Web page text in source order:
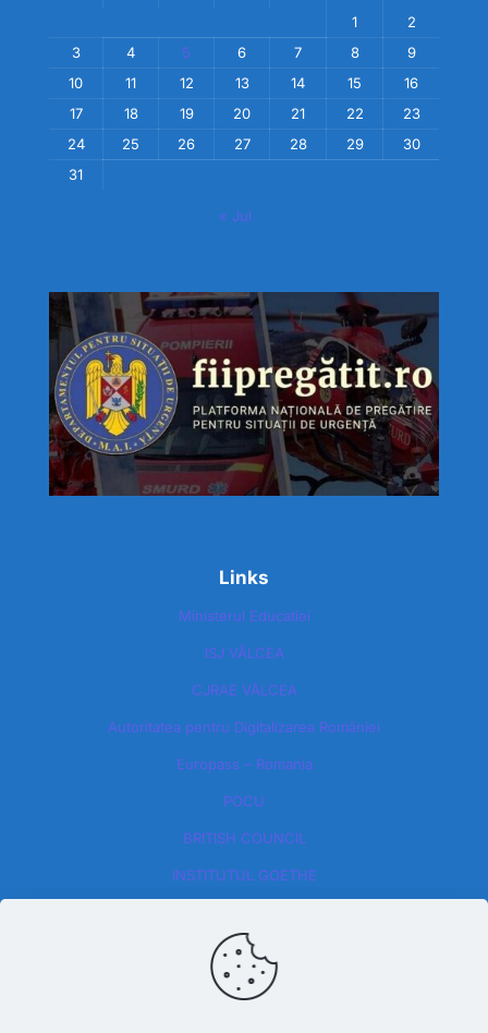
1
2
3
4 5 6 7 8
9
10
11 12 13 14 15
16
17
18 19 20 21 22
23
24
25 26 27 28 29
30
31
« Jul
Links
Ministerul Educatiei
ISJ VÂLCEA
CJRAE VÂLCEA
Autoritatea pentru Digitalizarea României​
Europass – Romania
POCU
BRITISH COUNCIL
INSTITUTUL GOETHE